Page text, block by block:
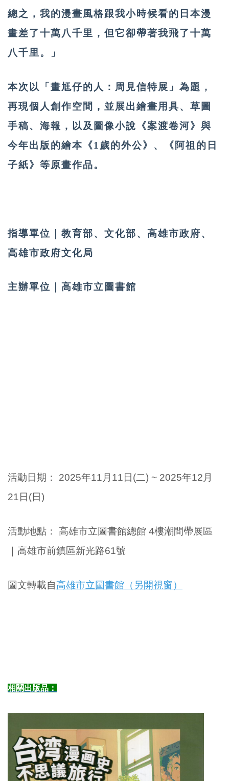
總之，我的漫畫風格跟我小時候看的日本漫
畫差了十萬八千里，但它卻帶著我飛了十萬
八千里。」
本次以「畫尪仔的人：周見信特展」為題，
再現個人創作空間，並展出繪畫用具、草圖
手稿、海報，以及圖像小說《案渡卷河》與
今年出版的繪本《1歲的外公》、《阿祖的日
子紙》等原畫作品。
指導單位｜教育部、文化部、高雄市政府、
高雄市政府文化局
主辦單位｜高雄市立圖書館
活動日期： 2025年11月11日(二) ~ 2025年12月
21日(日)
活動地點 ：
高雄市立圖書館總館 4樓潮間帶展區
高雄市前鎮區新光路61號
圖文轉載自⾼雄市⽴圖書館（另開視窗）
相關出版品：